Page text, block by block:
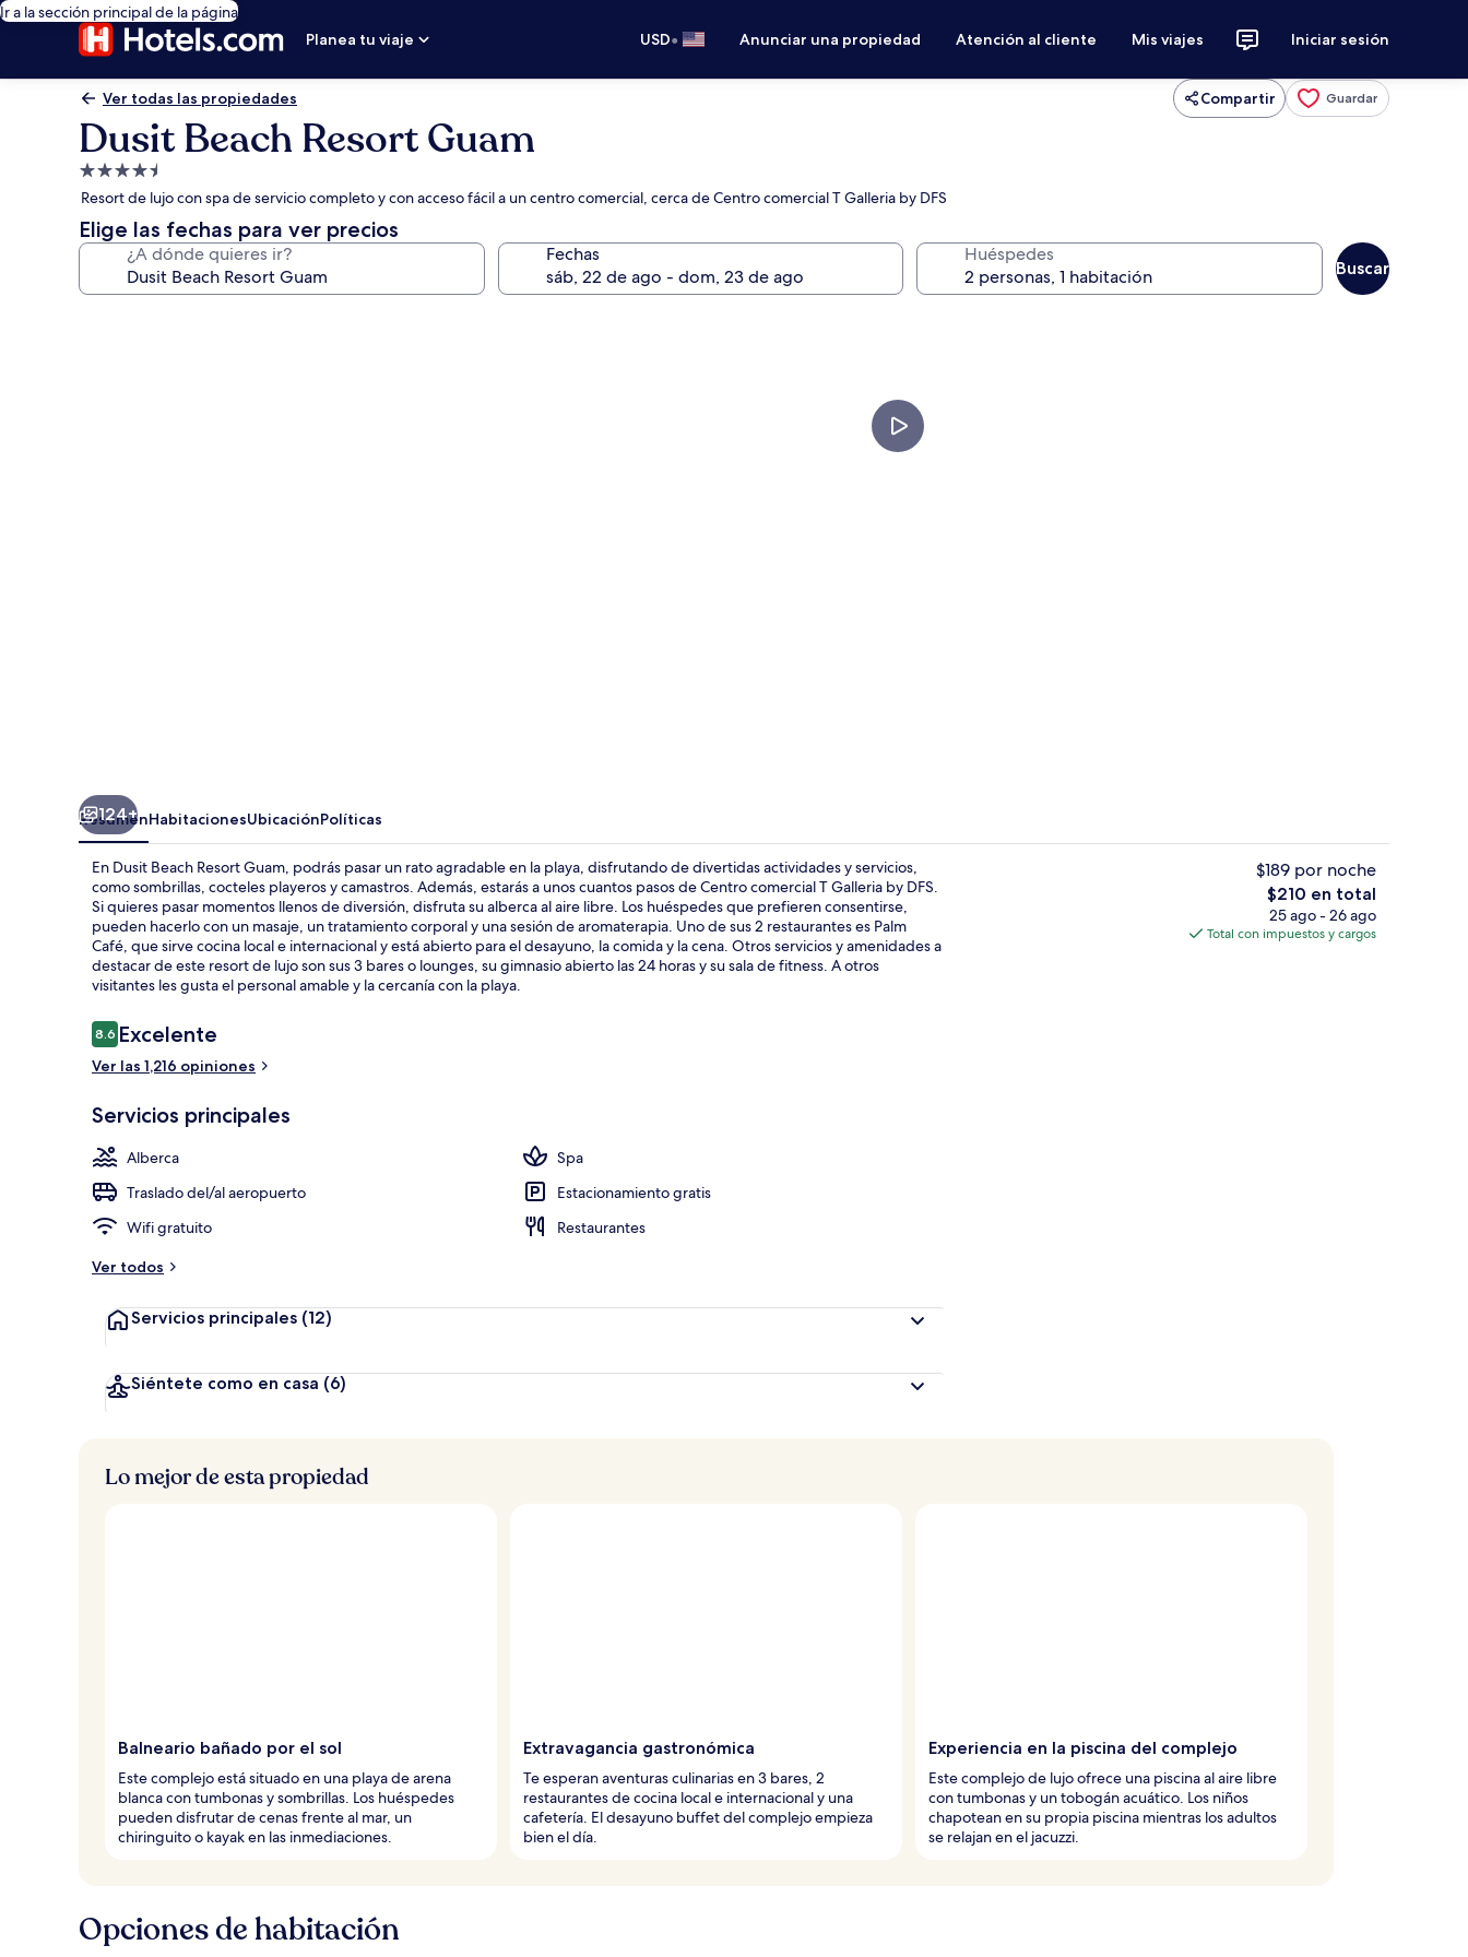
Ir a la sección principal de la página
Planea tu viaje
USD• Anunciar una propiedad Atención al cliente Mis viajes Iniciar sesión
Ver todas las propiedades Compartir Guardar
Dusit Beach Resort Guam
Propiedad
de
4.5
estrellas
Resort de lujo con spa de servicio completo y con acceso fácil a un centro comercial, cerca de Centro comercial T Galleria by DFS
Elige las fechas para ver precios
¿A dónde quieres ir? Fechas Huéspedes
Buscar
1 habitación, caja de seguridad en la habitación y escritorioVista desde la habitación
124+
ResumenHabitacionesUbicaciónPolíticas
En Dusit Beach Resort Guam, podrás pasar un rato agradable en la playa, disfrutando de divertidas actividades y servicios,
como sombrillas, cocteles playeros y camastros. Además, estarás a unos cuantos pasos de Centro comercial T Galleria by DFS.
Si quieres pasar momentos llenos de diversión, disfruta su alberca al aire libre. Los huéspedes que prefieren consentirse,
pueden hacerlo con un masaje, un tratamiento corporal y una sesión de aromaterapia. Uno de sus 2 restaurantes es Palm
Café, que sirve cocina local e internacional y está abierto para el desayuno, la comida y la cena. Otros servicios y amenidades a
destacar de este resort de lujo son sus 3 bares o lounges, su gimnasio abierto las 24 horas y su sala de fitness. A otros
visitantes les gusta el personal amable y la cercanía con la playa.
Opiniones
8.68.6 de 10,
Excelente
Ver las 1,216 opiniones
Servicios principales
Alberca
Spa
Traslado del/al aeropuerto
Estacionamiento gratis
Wifi gratuito
Restaurantes
Ver todos
Servicios principales (12)
Siéntete como en casa (6)
$189 por noche
El
precio
total
$210 en total
25 ago - 26 ago
Total con impuestos y cargos
Lo mejor de esta propiedad
Balneario bañado por el sol
Este complejo está situado en una playa de arena
blanca con tumbonas y sombrillas. Los huéspedes
pueden disfrutar de cenas frente al mar, un
chiringuito o kayak en las inmediaciones.
Extravagancia gastronómica
Te esperan aventuras culinarias en 3 bares, 2
restaurantes de cocina local e internacional y una
cafetería. El desayuno buffet del complejo empieza
bien el día.
Experiencia en la piscina del complejo
Este complejo de lujo ofrece una piscina al aire libre
con tumbonas y un tobogán acuático. Los niños
chapotean en su propia piscina mientras los adultos
se relajan en el jacuzzi.
Opciones de habitación